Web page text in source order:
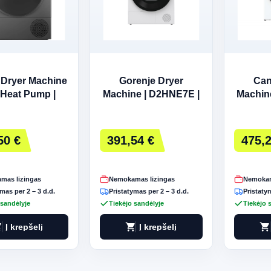
Machine
Pump |
C | Front
| 9 kg |
€
lizingas
per 2 – 3 d.d.
Į krepšelį
Gorenje Dryer
Machine | D2HNE7E |
| 7 kg | Heat pump |
LED | Depth 51 cm |
391,54 €
Nemokamas lizingas
Pristatymas per 2 – 3 d.d.
Tiekėjo sandėlyje
shopping_cart Į krepšelį
pump |
Tiekėjo
shopping_cart